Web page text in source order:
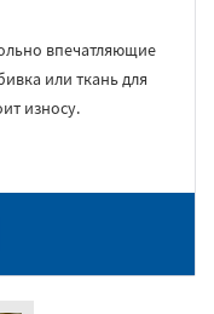
впечатляющие
или ткань для
износу.
данных